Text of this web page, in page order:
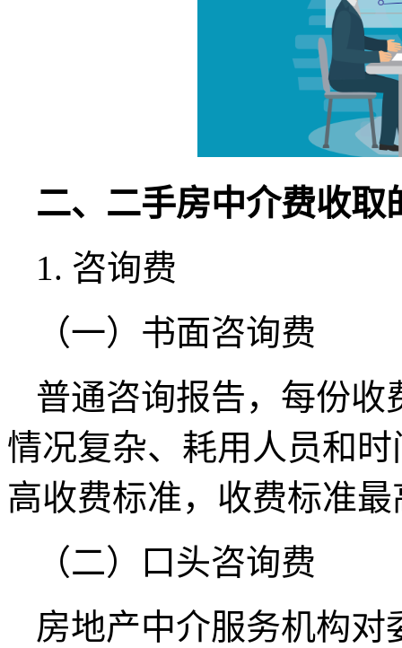
二、二手房中介费收取
1. 咨询费
（一）书面咨询费
普通咨询报告，每份收
情况复杂、耗用人员和
高收费标准，收费标准
（二）口头咨询费
房地产中介服务机构